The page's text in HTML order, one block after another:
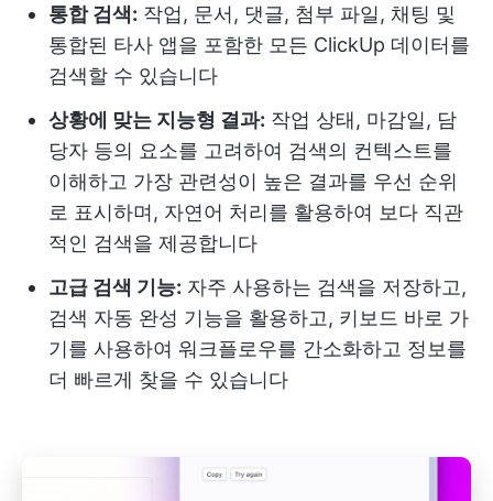
통합 검색: 작업, 문서, 댓글, 첨부 파일, 채팅 및
통합된 타사 앱을 포함한 모든 ClickUp 데이터를
검색할 수 있습니다
상황에 맞는 지능형 결과: 작업 상태, 마감일, 담
당자 등의 요소를 고려하여 검색의 컨텍스트를
이해하고 가장 관련성이 높은 결과를 우선 순위
로 표시하며, 자연어 처리를 활용하여 보다 직관
적인 검색을 제공합니다
고급 검색 기능: 자주 사용하는 검색을 저장하고,
검색 자동 완성 기능을 활용하고, 키보드 바로 가
기를 사용하여 워크플로우를 간소화하고 정보를
더 빠르게 찾을 수 있습니다